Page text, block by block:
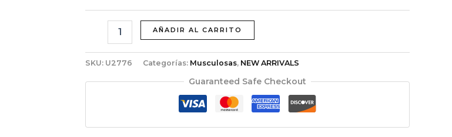
AÑADIR AL CARRITO
SKU: U2776 Categorías: Musculosas, NEW ARRIVALS
Guaranteed Safe Checkout